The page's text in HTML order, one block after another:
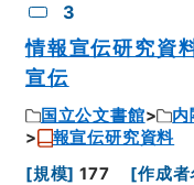
3
情報宣伝研究資
宣伝
国立公文書館 内
報宣伝研究資料
[規模] 177 [作成者